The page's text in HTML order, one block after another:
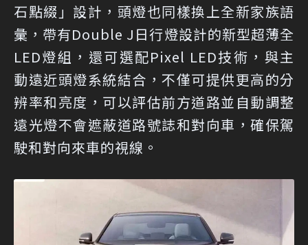
石點綴」設計，頭燈也同樣換上全新家族語
彙，帶有Double J日行燈設計的新型超薄全
LED燈組，還可選配Pixel LED技術，與主
動遠近頭燈系統結合，不僅可提供更高的分
辨率和亮度，可以評估前方道路並自動調整
遠光燈不會遮蔽道路號誌和對向車，確保駕
駛和對向來車的視線。